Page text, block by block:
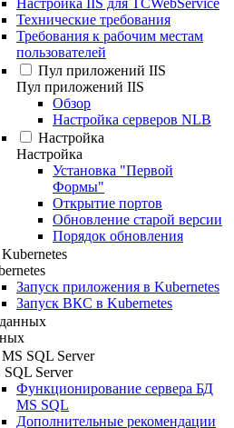
Настройка IIS для TCWebService
Технические требования
Требования к рабочим местам
пользователей
Пул приложений IIS
Пул приложений IIS
Обзор
Настройка серверов NLB
Настройка
Настройка
Установка "Первой
Формы"
Открытие портов
Обновление старой версии
Порядок обновления
Kubernetes
Запуск приложения в Kubernetes
Запуск ВКС в Kubernetes
MS SQL Server
SQL Server
Функционирование сервера БД
MS SQL
Дополнительные рекомендации